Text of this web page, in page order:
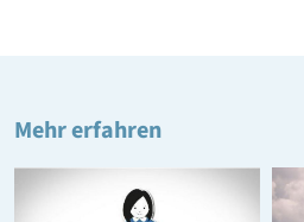
Mehr erfahren